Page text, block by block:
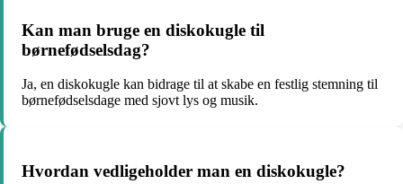
Kan man bruge en diskokugle til
børnefødselsdag?
Ja, en diskokugle kan bidrage til at skabe en festlig stemning til
børnefødselsdage med sjovt lys og musik.
Hvordan vedligeholder man en diskokugle?